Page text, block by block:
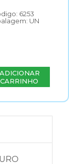
6253
UN
ADICIONAR